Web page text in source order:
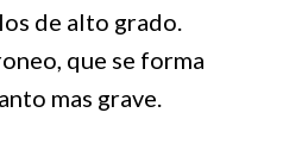
de alto grado.
que se forma
mas grave.